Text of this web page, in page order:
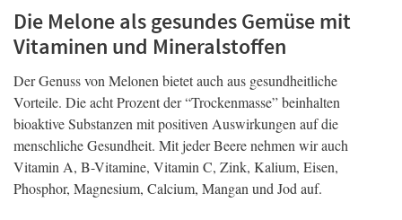
Die Melone als gesundes Gemüse mit
Vitaminen und Mineralstoffen
Der Genuss von Melonen bietet auch aus gesundheitliche
Vorteile. Die acht Prozent der “Trockenmasse” beinhalten
bioaktive Substanzen mit positiven Auswirkungen auf die
menschliche Gesundheit. Mit jeder Beere nehmen wir auch
Vitamin A, B-Vitamine, Vitamin C, Zink, Kalium, Eisen,
Phosphor, Magnesium, Calcium, Mangan und Jod auf.